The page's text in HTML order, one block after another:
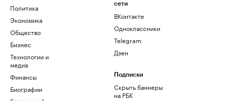
Политика
Экономика
Общество
Бизнес
Технологии и
медиа
Финансы
Биографии
сети
ВКонтакте
Одноклассники
Telegram
Дзен
Подписки
Скрыть баннеры
на РБК